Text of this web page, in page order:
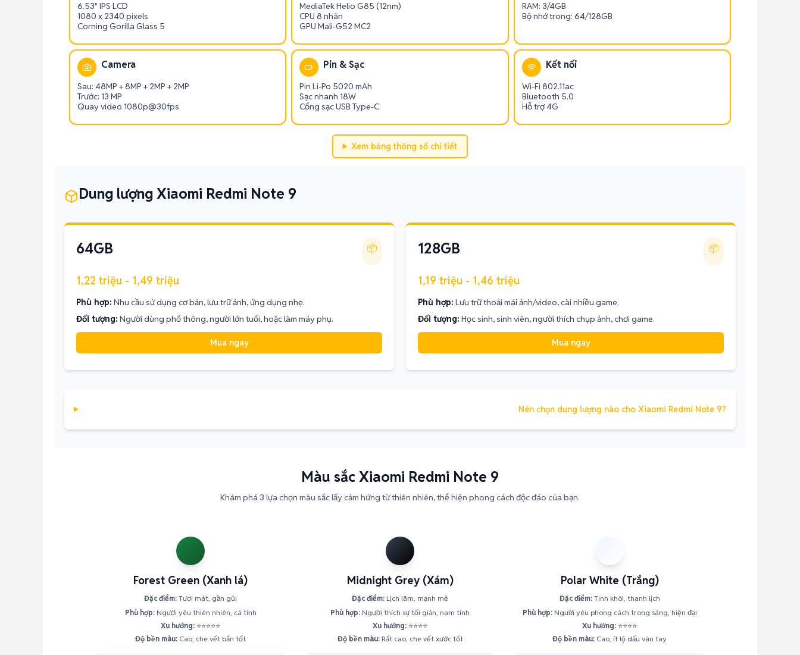
6.53" IPS LCD
1080 x 2340 pixels
Corning Gorilla Glass 5
MediaTek Helio G85 (12nm)
CPU 8 nhân
GPU Mali-G52 MC2
RAM: 3/4GB
Bộ nhớ trong: 64/128GB
Camera
Sau: 48MP + 8MP + 2MP + 2MP
Trước: 13 MP
Quay video 1080p@30fps
Pin & Sạc
Pin Li-Po 5020 mAh
Sạc nhanh 18W
Cổng sạc USB Type-C
Kết nối
Wi-Fi 802.11ac
Bluetooth 5.0
Hỗ trợ 4G
Xem bảng thông số chi tiết
Dung lượng Xiaomi Redmi Note 9
64GB 📦
1,22 triệu - 1,49 triệu
Phù hợp: Nhu cầu sử dụng cơ bản, lưu trữ ảnh, ứng dụng nhẹ.
Đối tượng: Người dùng phổ thông, người lớn tuổi, hoặc làm máy phụ.
Mua ngay
128GB 📦
1,19 triệu - 1,46 triệu
Phù hợp: Lưu trữ thoải mái ảnh/video, cài nhiều game.
Đối tượng: Học sinh, sinh viên, người thích chụp ảnh, chơi game.
Mua ngay
Nên chọn dung lượng nào cho Xiaomi Redmi Note 9?
Màu sắc Xiaomi Redmi Note 9
Khám phá 3 lựa chọn màu sắc lấy cảm hứng từ thiên nhiên, thể hiện phong cách độc đáo của bạn.
Forest Green (Xanh lá)
Đặc điểm: Tươi mát, gần gũi
Phù hợp:Người yêu thiên nhiên, cá tính
Xu hướng: ⭐⭐⭐⭐⭐
Độ bền màu: Cao, che vết bẩn tốt
Midnight Grey (Xám)
Đặc điểm: Lịch lãm, mạnh mẽ
Phù hợp: Người thích sự tối giản, nam tính
Xu hướng: ⭐⭐⭐⭐
Độ bền màu:Rất cao, che vết xước tốt
Polar White (Trắng)
Đặc điểm:Tinh khôi, thanh lịch
Phù hợp:Người yêu phong cách trong sáng, hiện đại
Xu hướng: ⭐⭐⭐⭐
Độ bền màu: Cao, ít lộ dấu vân tay